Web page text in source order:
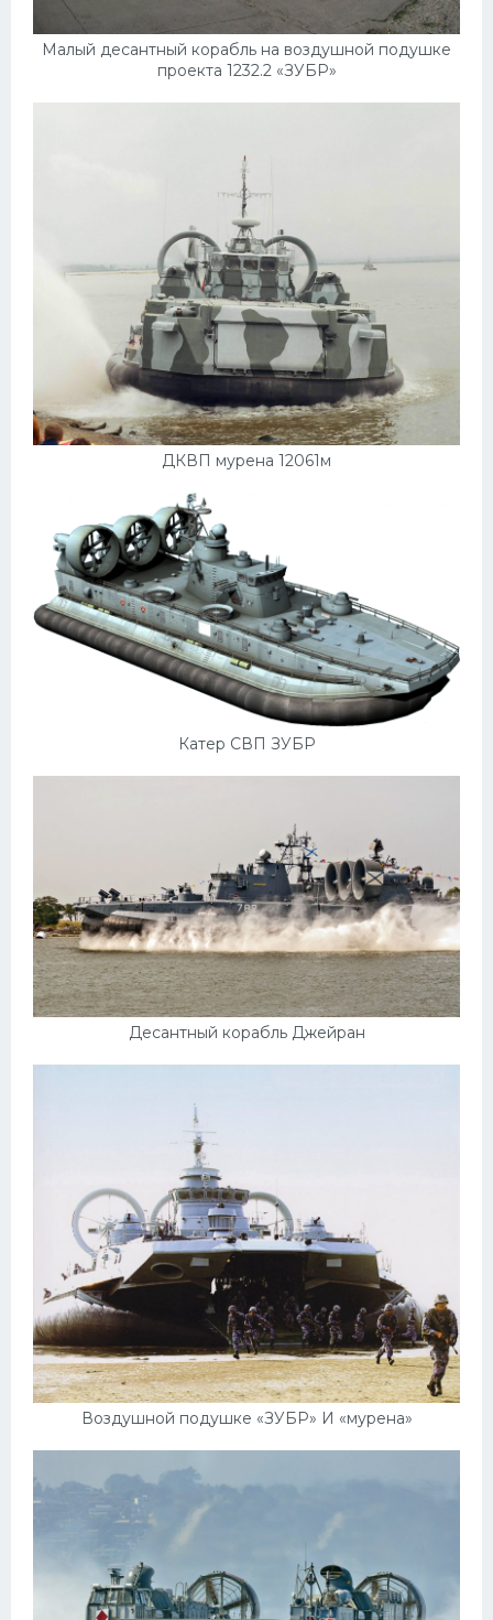
Малый десантный корабль на воздушной подушке
проекта 1232.2 «ЗУБР»
ДКВП мурена 12061м
Катер СВП ЗУБР
Десантный корабль Джейран
Воздушной подушке «ЗУБР» И «мурена»